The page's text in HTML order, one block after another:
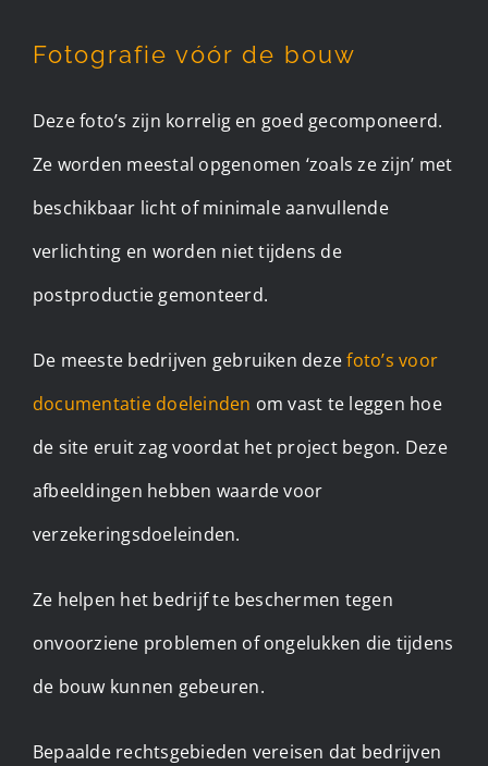
Fotografie vóór de bouw
Deze foto’s zijn korrelig en goed gecomponeerd.
Ze worden meestal opgenomen ‘zoals ze zijn’ met
beschikbaar licht of minimale aanvullende
verlichting en worden niet tijdens de
postproductie gemonteerd.
De meeste bedrijven gebruiken dezefoto’s voor
documentatie doeleinden om vast te leggen hoe
de site eruit zag voordat het project begon. Deze
afbeeldingen hebben waarde voor
verzekeringsdoeleinden.
Ze helpen het bedrijf te beschermen tegen
onvoorziene problemen of ongelukken die tijdens
de bouw kunnen gebeuren.
Bepaalde rechtsgebieden vereisen dat bedrijven